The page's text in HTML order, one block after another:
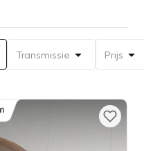
Transmissie Prijs